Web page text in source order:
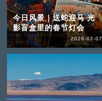
今日风景｜送蛇迎马 光
影盲盒里的春节灯会
2026-02-07